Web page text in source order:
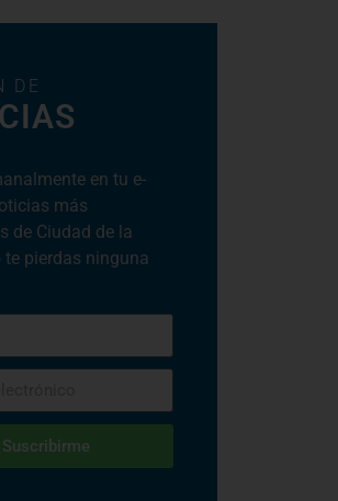
DE
en tu e-
más
de Ciudad de la
te pierdas ninguna
Suscribirme